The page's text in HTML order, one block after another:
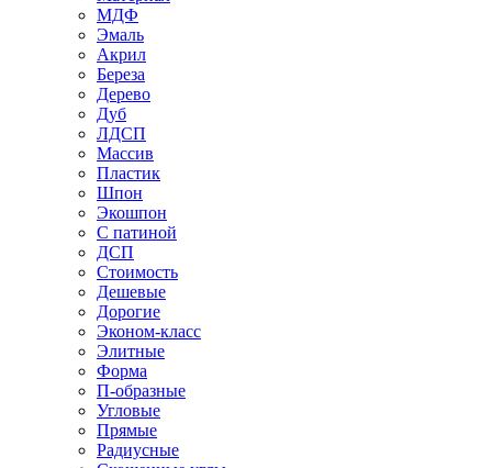
МДФ
Эмаль
Акрил
Береза
Дерево
Дуб
ЛДСП
Массив
Пластик
Шпон
Экошпон
С патиной
ДСП
Стоимость
Дешевые
Дорогие
Эконом-класс
Элитные
Форма
П-образные
Угловые
Прямые
Радиусные